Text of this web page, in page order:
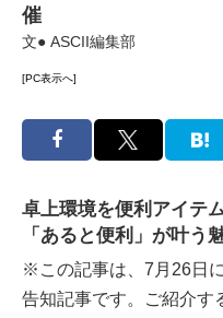
催
文● ASCII編集部
[PC表示へ]
卓上環境を便利アイテ
「あると便利」が叶う
※この記事は、7月26日
告知記事です。ご紹介す